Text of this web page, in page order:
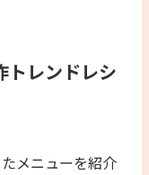
トレンドレシ
メニューを紹介